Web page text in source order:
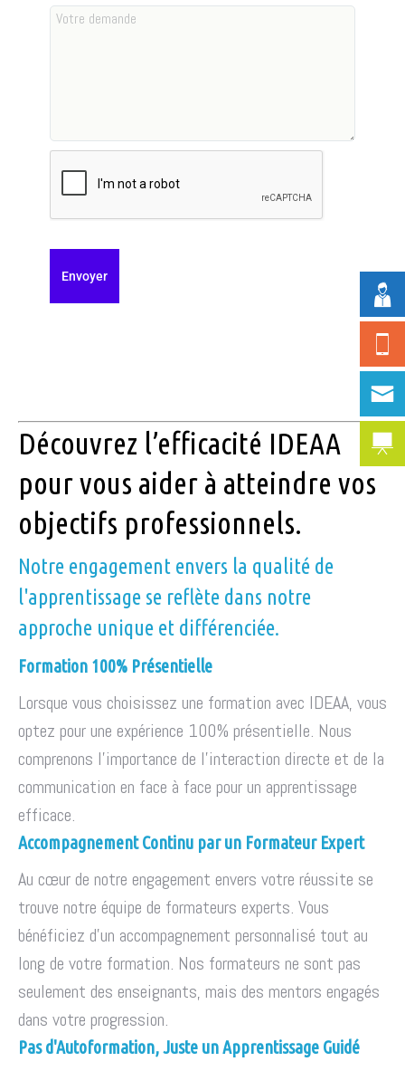
Découvrez l’efficacité IDEAA
pour vous aider à atteindre vos
objectifs professionnels.
Notre engagement envers la qualité de
l'apprentissage se reflète dans notre
approche unique et différenciée.
Formation 100% Présentielle
Lorsque vous choisissez une formation avec IDEAA, vous
optez pour une expérience 100% présentielle. Nous
comprenons l'importance de l'interaction directe et de la
communication en face à face pour un apprentissage
efficace.
Accompagnement Continu par un Formateur Expert
Au cœur de notre engagement envers votre réussite se
trouve notre équipe de formateurs experts. Vous
bénéficiez d'un accompagnement personnalisé tout au
long de votre formation. Nos formateurs ne sont pas
seulement des enseignants, mais des mentors engagés
dans votre progression.
Pas d'Autoformation, Juste un Apprentissage Guidé